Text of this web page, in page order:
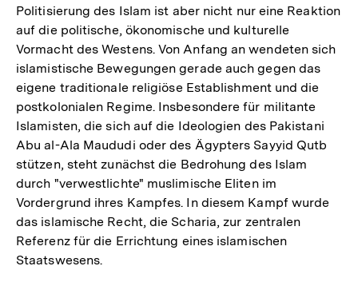
Politisierung des Islam ist aber nicht nur eine Reaktion
auf die politische, ökonomische und kulturelle
Vormacht des Westens. Von Anfang an wendeten sich
islamistische Bewegungen gerade auch gegen das
eigene traditionale religiöse Establishment und die
postkolonialen Regime. Insbesondere für militante
Islamisten, die sich auf die Ideologien des Pakistani
Abu al-Ala Maududi oder des Ägypters Sayyid Qutb
stützen, steht zunächst die Bedrohung des Islam
durch "verwestlichte" muslimische Eliten im
Vordergrund ihres Kampfes. In diesem Kampf wurde
das islamische Recht, die Scharia, zur zentralen
Referenz für die Errichtung eines islamischen
Staatswesens.